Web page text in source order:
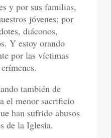
y por sus familias,
jóvenes; por
diáconos,
Y estoy orando
por las víctimas
también de
el menor sacrificio
han sufrido abusos
de la Iglesia.